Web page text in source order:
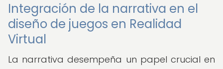
Integración de la narrativa en el
diseño de juegos en Realidad
Virtual
La narrativa desempeña un papel crucial en